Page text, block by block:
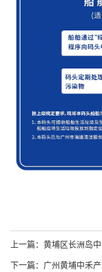
上一篇： 黄埔区长洲岛
下一篇： 广州黄埔中禾产业园投资有限